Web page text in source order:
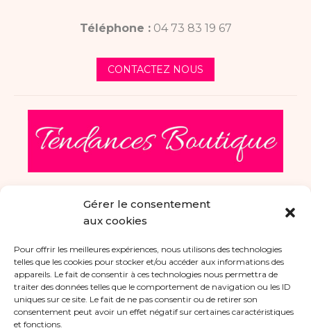
Gérer le consentement
aux cookies
Pour offrir les meilleures expériences, nous utilisons des technologies
telles que les cookies pour stocker et/ou accéder aux informations des
appareils. Le fait de consentir à ces technologies nous permettra de
traiter des données telles que le comportement de navigation ou les ID
uniques sur ce site. Le fait de ne pas consentir ou de retirer son
consentement peut avoir un effet négatif sur certaines caractéristiques
et fonctions.
Téléphone : 04 73 83 19 67
CONTACTEZ NOUS
Horaires
mar, mer, jeu, ven, sam
10:00–12:00, 15:00–19:00